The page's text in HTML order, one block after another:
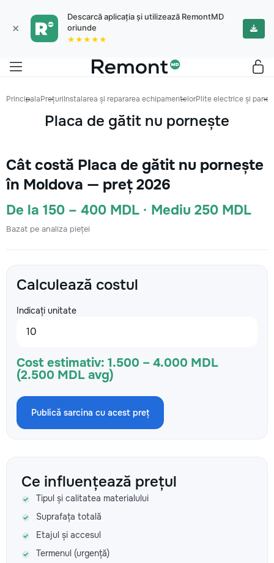
×
Descarcă aplicația și utilizează RemontMD
oriunde
★★★★★
PrincipalaPrețuriInstalarea și repararea echipamentelorPlite electrice și
Placa de gătit nu pornește
Cât costă Placa de gătit nu pornește
în Moldova — preț 2026
De la 150 – 400 MDL · Mediu 250 MDL
Bazat pe analiza pieței
Calculează costul
Indicați unitate
Cost estimativ: 1.500 – 4.000 MDL
(2.500 MDL avg)
Publică sarcina cu acest preț
Ce influențează prețul
Tipul și calitatea materialului
Suprafața totală
Etajul și accesul
Termenul (urgență)